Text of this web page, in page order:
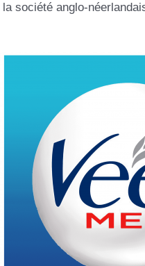
société anglo-